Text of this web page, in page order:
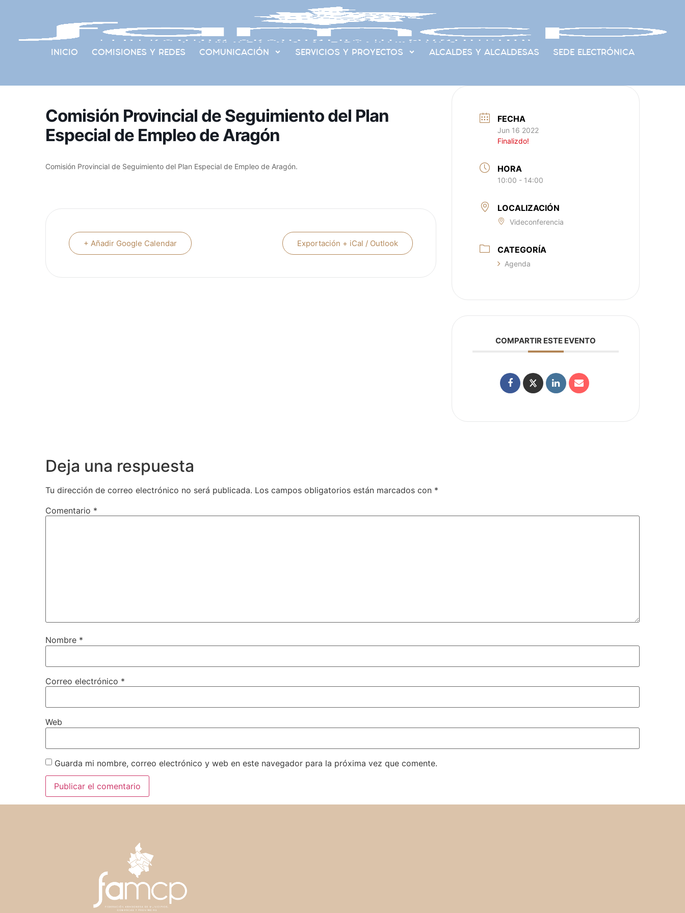
INICIO COMISIONES Y REDES COMUNICACIÓN SERVICIOS Y PROYECTOS ALCALDES Y ALCALDESAS SEDE ELECTRÓNICA
Comisión Provincial de Seguimiento del Plan
Especial de Empleo de Aragón
Comisión Provincial de Seguimiento del Plan Especial de Empleo de Aragón.
+ Añadir Google Calendar Exportación + iCal / Outlook
FECHA
Jun 16 2022
Finalizdo!
HORA
10:00 - 14:00
LOCALIZACIÓN
Videconferencia
CATEGORÍA
Agenda
COMPARTIR ESTE EVENTO
Deja una respuesta
Tu dirección de correo electrónico no será publicada. Los campos obligatorios están marcados con *
Comentario *
Nombre *
Correo electrónico *
Web
Guarda mi nombre, correo electrónico y web en este navegador para la próxima vez que comente.